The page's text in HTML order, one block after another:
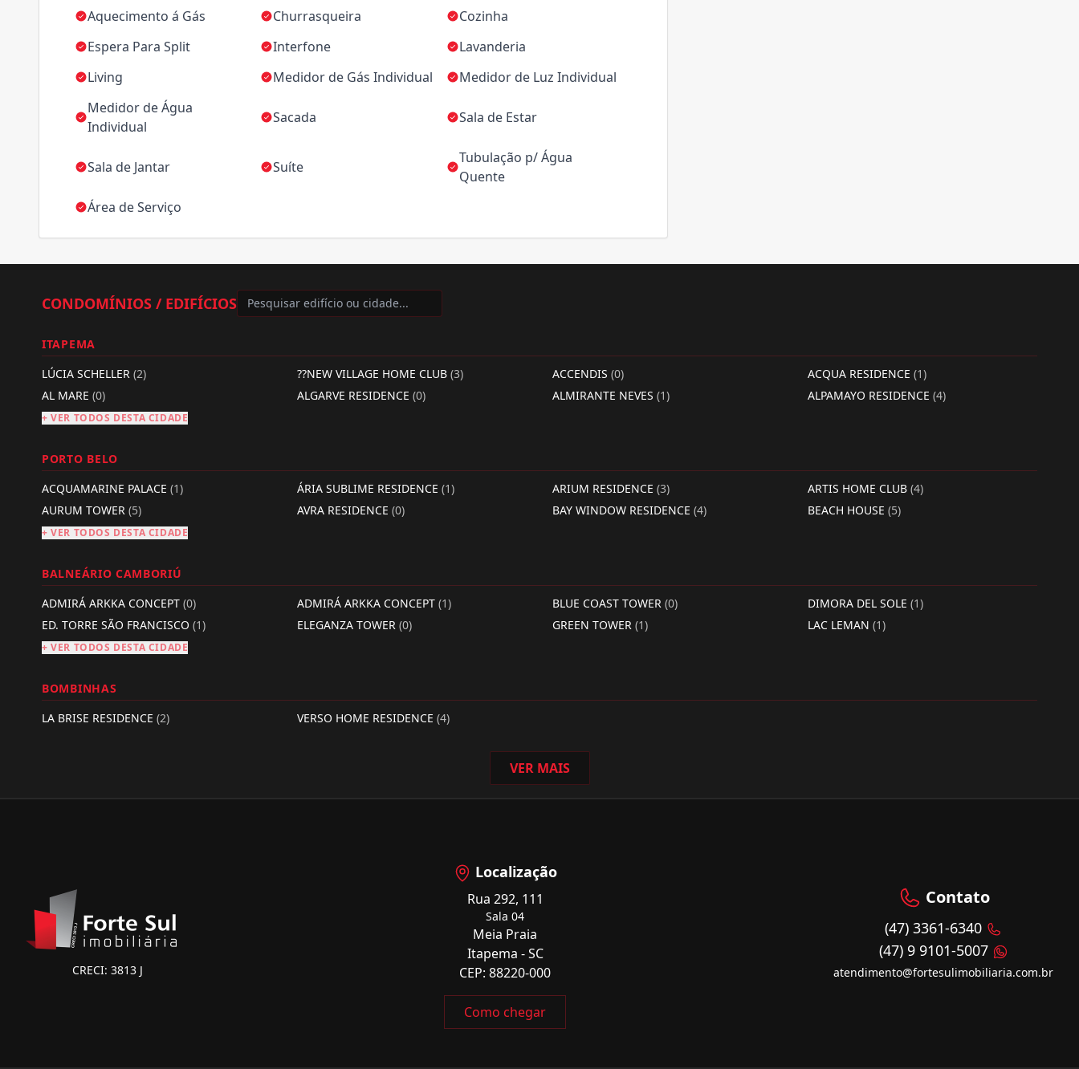
Aquecimento á Gás Churrasqueira
Cozinha
Espera Para Split
Interfone
Lavanderia
Living
Medidor de Gás Individual
Medidor de Luz Individual
Medidor de Água
Individual
Sacada Sala de Estar
Sala de Jantar Suíte
Tubulação p/ Água
Quente
Área de Serviço
CONDOMÍNIOS / EDIFÍCIOS
ITAPEMA
LÚCIA SCHELLER (2) ??NEW VILLAGE HOME CLUB (3) ACCENDIS (0) ACQUA RESIDENCE (1)
AL MARE (0) ALGARVE RESIDENCE (0) ALMIRANTE NEVES (1) ALPAMAYO RESIDENCE (4)
+ VER TODOS DESTA CIDADE
PORTO BELO
ACQUAMARINE PALACE (1) ÁRIA SUBLIME RESIDENCE (1) ARIUM RESIDENCE (3) ARTIS HOME CLUB (4)
AURUM TOWER (5) AVRA RESIDENCE (0) BAY WINDOW RESIDENCE (4) BEACH HOUSE (5)
+ VER TODOS DESTA CIDADE
BALNEÁRIO CAMBORIÚ
ADMIRÁ ARKKA CONCEPT (0) ADMIRÁ ARKKA CONCEPT (1) BLUE COAST TOWER (0) DIMORA DEL SOLE (1)
ED. TORRE SÃO FRANCISCO (1) ELEGANZA TOWER (0) GREEN TOWER (1) LAC LEMAN (1)
+ VER TODOS DESTA CIDADE
BOMBINHAS
LA BRISE RESIDENCE (2) VERSO HOME RESIDENCE (4)
VER MAIS
CRECI: 3813 J
Localização
Rua 292, 111
Sala 04
Meia Praia
Itapema - SC
CEP: 88220-000
Como chegar
Contato
(47) 3361-6340
(47) 9 9101-5007
atendimento@fortesulimobiliaria.com.br